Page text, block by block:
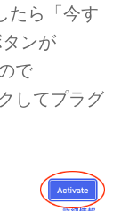
たら「今す
ンが
で
してプラグ